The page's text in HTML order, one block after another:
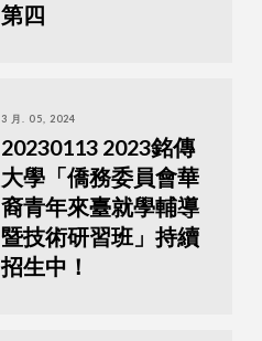
第四
3 月. 05, 2024
20230113 2023銘傳
大學「僑務委員會華
裔青年來臺就學輔導
暨技術研習班」持續
招生中！